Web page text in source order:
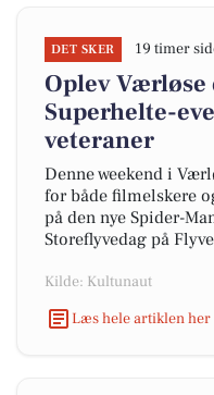
DET SKER 19 timer
Oplev Værløse
Superhelte-
veteraner
Denne weekend i
for både filmelskere
på den nye Spider-
Storeflyvedag på
Kilde: Kultunaut
Læs hele artiklen her